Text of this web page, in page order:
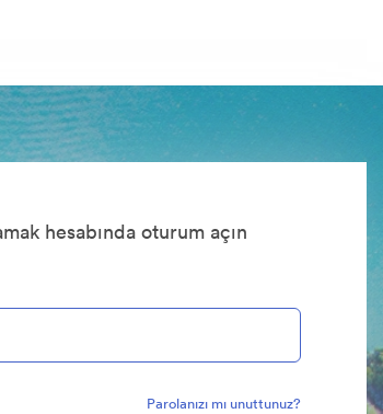
hesabında oturum açın
Parolanızı mı unuttunuz?